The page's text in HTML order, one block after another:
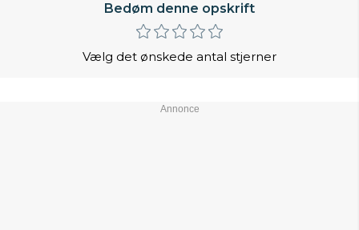
Bedøm denne opskrift
Vælg det ønskede antal stjerner